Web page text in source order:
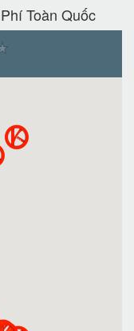
Toàn Quốc